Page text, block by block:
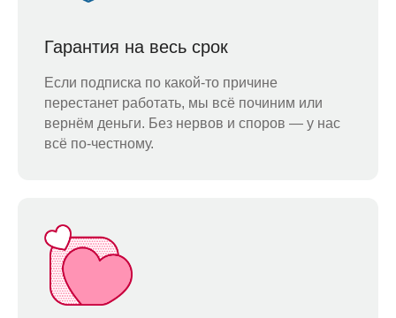
Гарантия на весь срок
Если подписка по какой-то причине
перестанет работать, мы всё починим или
вернём деньги. Без нервов и споров — у нас
всё по-честному.